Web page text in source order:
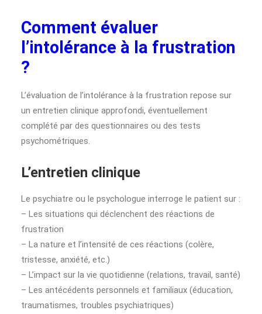
Comment évaluer
l’intolérance à la frustration
?
L’évaluation de l’intolérance à la frustration repose sur
un entretien clinique approfondi, éventuellement
complété par des questionnaires ou des tests
psychométriques.
L’entretien clinique
Le psychiatre ou le psychologue interroge le patient sur :
– Les situations qui déclenchent des réactions de
frustration
– La nature et l’intensité de ces réactions (colère,
tristesse, anxiété, etc.)
– L’impact sur la vie quotidienne (relations, travail, santé)
– Les antécédents personnels et familiaux (éducation,
traumatismes, troubles psychiatriques)